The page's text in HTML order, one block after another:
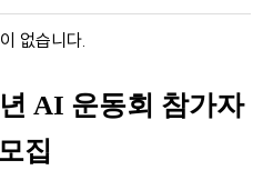
없습니다.
AI 운동회 참가자
집